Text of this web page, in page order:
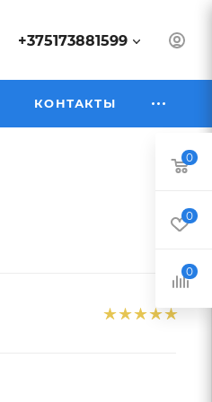
+375173881599
КОНТАКТЫ
0
0
0